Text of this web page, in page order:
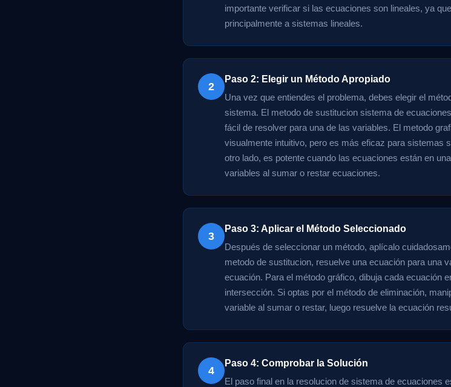
importante verificar si las ecuaciones son lineales, ya
principalmente a sistemas lineales.
2
Paso 2: Elegir un Método Apropiado
Una vez que entiendes el problema, debes elegir el
sistema. El metodo de sustitucion sistema de
fácil de resolver para una de las variables. El metodo
visualmente intuitivo, pero es más eficaz para sistemas
otro lado, es potente cuando las ecuaciones están en
variables al sumar o restar ecuaciones.
3
Paso 3: Aplicar el Método Seleccionado
Después de seleccionar un método, aplícalo
metodo de sustitucion, resuelve una ecuación para una
ecuación. Para el método gráfico, dibuja cada ecuación
intersección. Si optas por el método de eliminación,
variable al sumar o restar, luego resuelve la ecuación
4
Paso 4: Comprobar la Solución
El paso final en la resolucion de sistema de ecuaciones